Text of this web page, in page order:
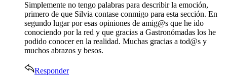
Simplemente no tengo palabras para describir la emoción,
primero de que Silvia contase conmigo para esta sección. En
segundo lugar por esas opiniones de amig@s que he ido
conociendo por la red y que gracias a Gastronómadas los he
podido conocer en la realidad. Muchas gracias a tod@s y
muchos abrazos y besos.
Responder